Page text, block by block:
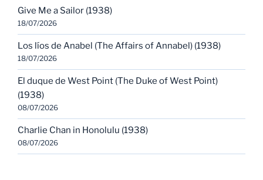
Give Me a Sailor (1938)
18/07/2026
Los líos de Anabel (The Affairs of Annabel) (1938)
18/07/2026
El duque de West Point (The Duke of West Point)
(1938)
08/07/2026
Charlie Chan in Honolulu (1938)
08/07/2026